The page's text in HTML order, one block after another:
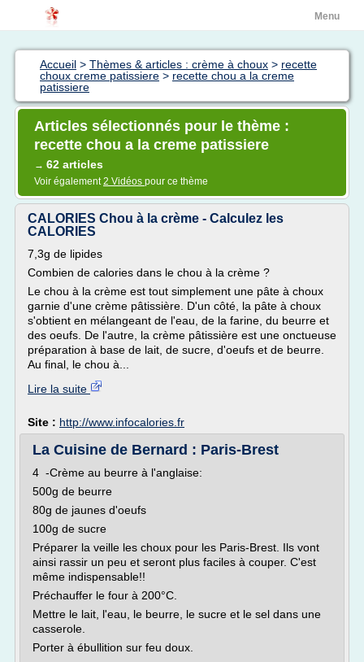
Menu
Accueil > Thèmes & articles : crème à choux > recette
choux creme patissiere > recette chou a la creme
patissiere
Articles sélectionnés pour le thème :
recette chou a la creme patissiere
→ 62 articles
Voir également2 Vidéos pour ce thème
CALORIES Chou à la crème - Calculez les
CALORIES
7,3g de lipides
Combien de calories dans le chou à la crème ?
Le chou à la crème est tout simplement une pâte à choux
garnie d'une crème pâtissière. D'un côté, la pâte à choux
s'obtient en mélangeant de l'eau, de la farine, du beurre et
des oeufs. De l'autre, la crème pâtissière est une onctueuse
préparation à base de lait, de sucre, d'oeufs et de beurre.
Au final, le chou à...
Lire la suite
Site : http://www.infocalories.fr
La Cuisine de Bernard : Paris-Brest
4 -Crème au beurre à l'anglaise:
500g de beurre
80g de jaunes d'oeufs
100g de sucre
Préparer la veille les choux pour les Paris-Brest. Ils vont
ainsi rassir un peu et seront plus faciles à couper. C'est
même indispensable!!
Préchauffer le four à 200°C.
Mettre le lait, l'eau, le beurre, le sucre et le sel dans une
casserole.
Porter à ébullition sur feu doux.